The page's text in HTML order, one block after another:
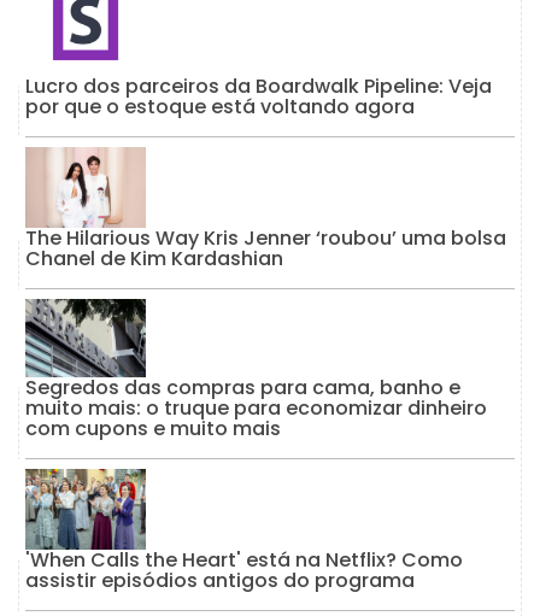
Lucro dos parceiros da Boardwalk Pipeline: Veja
por que o estoque está voltando agora
The Hilarious Way Kris Jenner ‘roubou’ uma bolsa
Chanel de Kim Kardashian
Segredos das compras para cama, banho e
muito mais: o truque para economizar dinheiro
com cupons e muito mais
'When Calls the Heart' está na Netflix? Como
assistir episódios antigos do programa